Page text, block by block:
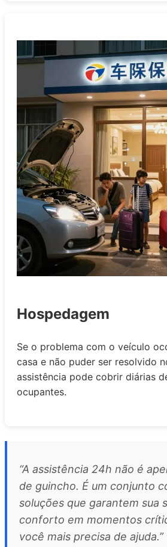
Hospedagem
Se o problema com o veículo
casa e não puder ser resolvido
assistência pode cobrir diárias
ocupantes.
“A assistência 24h não é
de guincho. É um conjunto
soluções que garantem sua
conforto em momentos
você mais precisa de ajuda.”